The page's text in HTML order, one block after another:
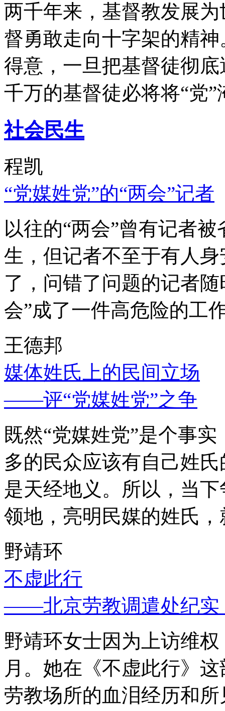
两千年来，基督教发展
督勇敢走向十字架的精
得意，一旦把基督徒彻
千万的基督徒必将将“党”
社会民生
程凯
“党媒姓党”的“两会”记者
以往的“两会”曾有记者
生，但记者不至于有人
了，问错了问题的记者
会”成了一件高危险的工
王德邦
媒体姓氏上的民间立场
——评“党媒姓党”之争
既然“党媒姓党”是个事
多的民众应该有自己姓
是天经地义。所以，当
领地，亮明民媒的姓氏
野靖环
不虚此行
——北京劳教调遣处纪实
野靖环女士因为上访维
月。她在《不虚此行》
劳教场所的血泪经历和